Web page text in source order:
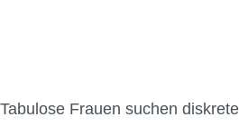
Tabulose Frauen suchen